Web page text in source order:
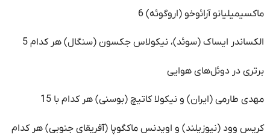
ماکسیمیلیانو آرائوخو (اروگوئه) 6
الکساندر ایساک (سوئد)، نیکولاس جکسون (سنگال) هر کدام 5
برتری در دوئل‌های هوایی
مهدی طارمی (ایران) و نیکولا کاتیچ (بوسنی) هر کدام با 15
کریس وود (نیوزیلند) و اویدنس ماکگوپا (آفریقای جنوبی) هر کدام